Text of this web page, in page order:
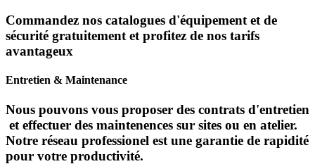
Commandez nos catalogues d'équipement et de
sécurité gratuitement et profitez de nos tarifs
avantageux
Entretien & Maintenance
Nous pouvons vous proposer des contrats d'entretien
et effectuer des maintenences sur sites ou en atelier.
Notre réseau professionel est une garantie de rapidité
pour votre productivité.